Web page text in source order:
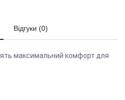
Відгуки (0)
максимальний комфорт для